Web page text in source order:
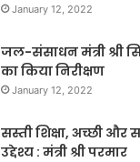
January 12, 2022
जल-संसाधन मंत्री श्री
का किया निरीक्षण
January 12, 2022
सस्ती शिक्षा, अच्छी और
उद्देश्य : मंत्री श्री परमार